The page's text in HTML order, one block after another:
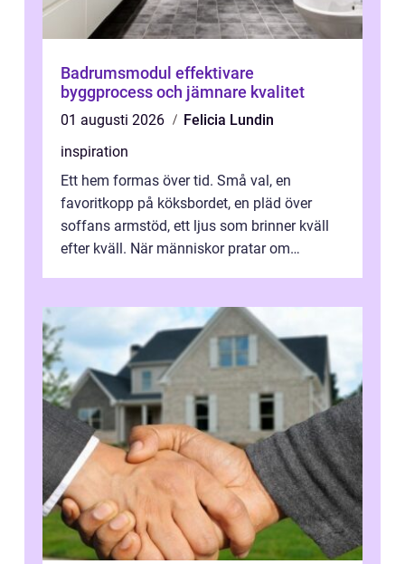
Badrumsmodul effektivare
byggprocess och jämnare kvalitet
01 augusti 2026
Felicia Lundin
inspiration
Ett hem formas över tid. Små val, en
favoritkopp på köksbordet, en pläd över
soffans armstöd, ett ljus som brinner kväll
efter kväll. När människor pratar om